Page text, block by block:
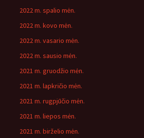
2022 m. spalio mėn.
2022 m. kovo mėn.
2022 m. vasario mėn.
2022 m. sausio mėn.
2021 m. gruodžio mėn.
2021 m. lapkričio mėn.
2021 m. rugpjūčio mėn.
2021 m. liepos mėn.
2021 m. birželio mėn.